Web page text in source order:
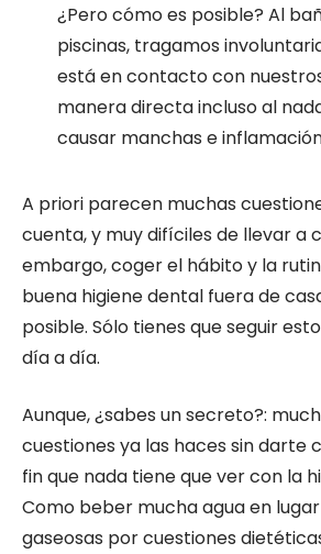
¿Pero cómo es posible? Al
piscinas, tragamos
está en contacto con
manera directa incluso al
causar manchas e
A priori parecen muchas
cuenta, y muy difíciles de llevar a
embargo, coger el hábito y la
buena higiene dental fuera de
posible. Sólo tienes que seguir
día a día.
Aunque, ¿sabes un secreto?:
cuestiones ya las haces sin darte
fin que nada tiene que ver con la
Como beber mucha agua en
gaseosas por cuestiones